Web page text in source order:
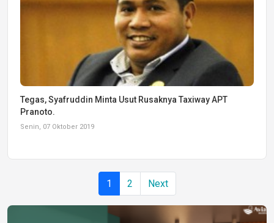
Tegas, Syafruddin Minta Usut Rusaknya Taxiway APT
Pranoto.
Senin, 07 Oktober 2019
1 2 Next